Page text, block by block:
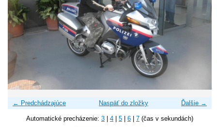
← Predchádzajúce Ďalšie →
Naspäť do zložky
Automatické precházenie: 3 4 5 6 7 (čas v sekundách)